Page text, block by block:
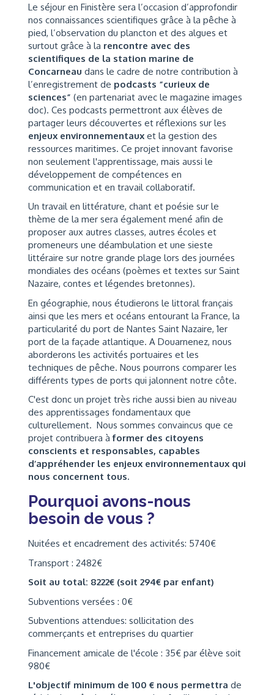
Le séjour en Finistère sera l’occasion d’approfondir
nos connaissances scientifiques grâce à la pêche à
pied, l’observation du plancton et des algues et
surtout grâce à la rencontre avec des
scientifiques de la station marine de
Concarneau dans le cadre de notre contribution à
l’enregistrement de podcasts “curieux de
sciences” (en partenariat avec le magazine images
doc). Ces podcasts permettront aux élèves de
partager leurs découvertes et réflexions sur les
enjeux environnementaux et la gestion des
ressources maritimes. Ce projet innovant favorise
non seulement l'apprentissage, mais aussi le
développement de compétences en
communication et en travail collaboratif.
Un travail en littérature, chant et poésie sur le
thème de la mer sera également mené afin de
proposer aux autres classes, autres écoles et
promeneurs une déambulation et une sieste
littéraire sur notre grande plage lors des journées
mondiales des océans (poèmes et textes sur Saint
Nazaire, contes et légendes bretonnes).
En géographie, nous étudierons le littoral français
ainsi que les mers et océans entourant la France, la
particularité du port de Nantes Saint Nazaire, 1er
port de la façade atlantique. A Douarnenez, nous
aborderons les activités portuaires et les
techniques de pêche. Nous pourrons comparer les
différents types de ports qui jalonnent notre côte.
C'est donc un projet très riche aussi bien au niveau
des apprentissages fondamentaux que
culturellement. Nous sommes convaincus que ce
projet contribuera àformer des citoyens
conscients et responsables, capables
d’appréhender les enjeux environnementaux qui
nous concernent tous.
Pourquoi avons-nous
besoin de vous ?
Nuitées et encadrement des activités: 5740€
Transport : 2482€
Soit au total: 8222€ (soit 294€ par enfant)
Subventions versées : 0€
Subventions attendues: sollicitation des
commerçants et entreprises du quartier
Financement amicale de l'école : 35€ par élève soit
980€
L'objectif minimum de 100 € nous permettra de